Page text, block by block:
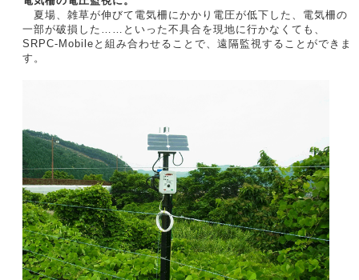
夏場、雑草が伸びて電気柵にかかり電圧が低下した、電気柵の
一部が破損した……といった不具合を現地に行かなくても、
SRPC-Mobileと組み合わせることで、遠隔監視することができま
す。